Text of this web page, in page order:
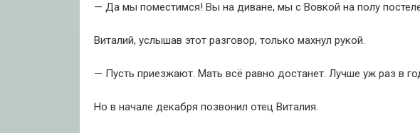
— Да мы поместимся! Вы на диване, мы с Вовкой на полу
Виталий, услышав этот разговор, только махнул рукой.
— Пусть приезжают. Мать всё равно достанет. Лучше уж раз в
Но в начале декабря позвонил отец Виталия.